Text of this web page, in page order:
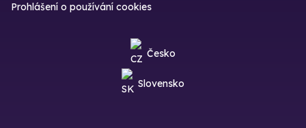
Prohlášení o používání cookies
Česko
Slovensko